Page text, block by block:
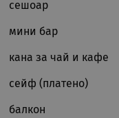
сешоар
мини бар
кана за чай и кафе
сейф (платено)
балкон